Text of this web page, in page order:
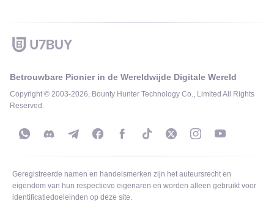
Betrouwbare Pionier in de Wereldwijde Digitale Wereld
Copyright © 2003-2026, Bounty Hunter Technology Co., Limited All Rights
Reserved.
Geregistreerde namen en handelsmerken zijn het auteursrecht en
eigendom van hun respectieve eigenaren en worden alleen gebruikt voor
identificatiedoeleinden op deze site.